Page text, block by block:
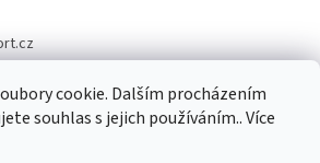
cookie. Dalším procházením
souhlas s jejich používáním.. Více